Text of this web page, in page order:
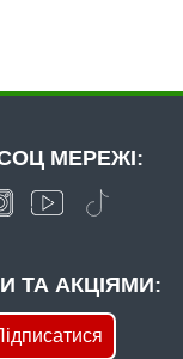
В наявності
1026 №7
ТА АКЦІЯМИ:
МЕРЕЖІ: